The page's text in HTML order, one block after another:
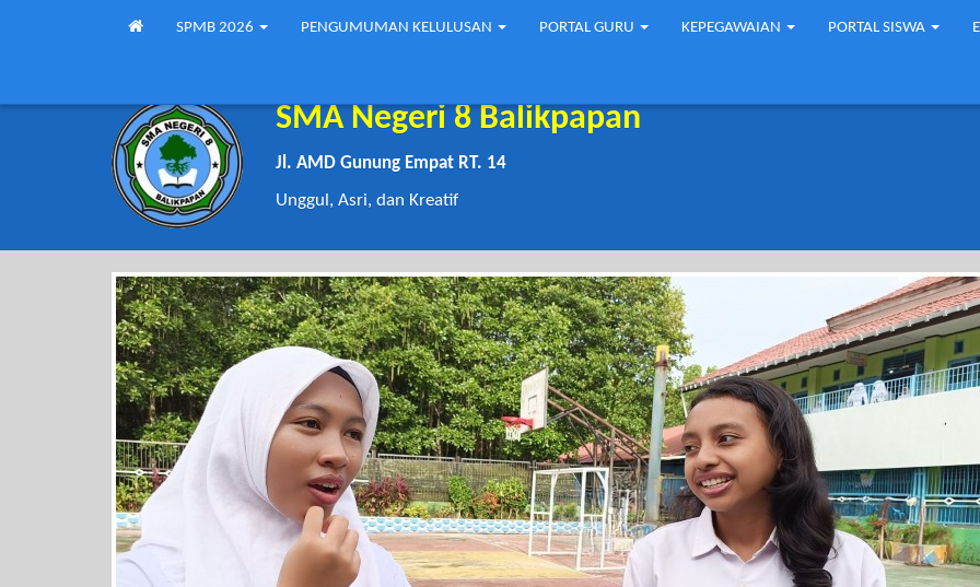
SPMB 2026 PENGUMUMAN KELULUSAN PORTAL GURU KEPEGAWAIAN PORTAL SISWA
SMA Negeri 8 Balikpapan
Jl. AMD Gunung Empat RT. 14
Unggul, Asri, dan Kreatif